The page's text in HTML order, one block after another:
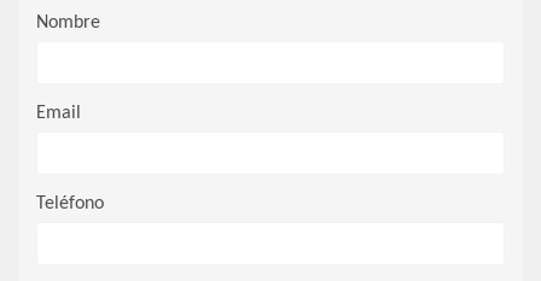
Nombre
Email
Teléfono